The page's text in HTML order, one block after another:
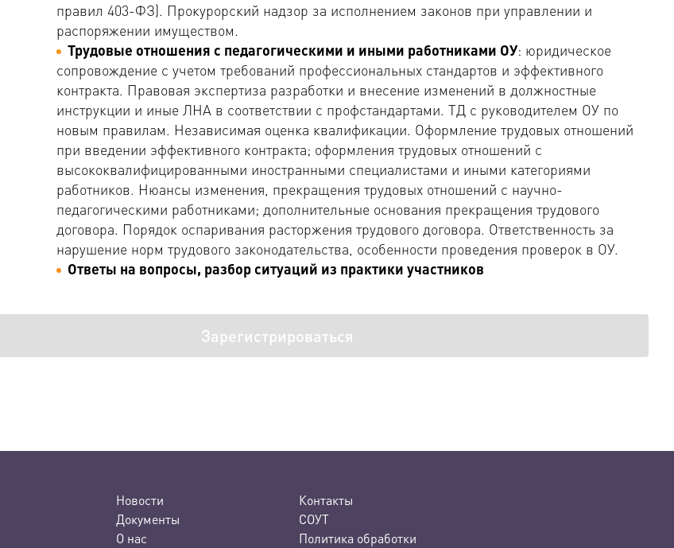
правил 403-ФЗ). Прокурорский надзор за исполнением законов при управлении и
распоряжении имуществом.
Трудовые отношения с педагогическими и иными работниками ОУ: юридическое
сопровождение с учетом требований профессиональных стандартов и эффективного
контракта. Правовая экспертиза разработки и внесение изменений в должностные
инструкции и иные ЛНА в соответствии с профстандартами. ТД с руководителем ОУ по
новым правилам. Независимая оценка квалификации. Оформление трудовых отношений
при введении эффективного контракта; оформления трудовых отношений с
высококвалифицированными иностранными специалистами и иными категориями
работников. Нюансы изменения, прекращения трудовых отношений с научно-
педагогическими работниками; дополнительные основания прекращения трудового
договора. Порядок оспаривания расторжения трудового договора. Ответственность за
нарушение норм трудового законодательства, особенности проведения проверок в ОУ.
Ответы на вопросы, разбор ситуаций из практики участников
Зарегистрироваться
Новости
Документы
О нас
Контакты
СОУТ
Политика обработки